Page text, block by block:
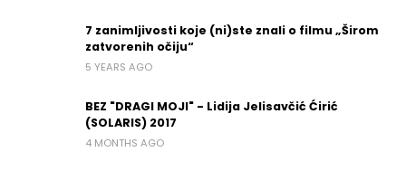
7 zanimljivosti koje (ni)ste znali o filmu „Širom
zatvorenih očiju“
5 YEARS AGO
BEZ "DRAGI MOJI" - Lidija Jelisavčić Ćirić
(SOLARIS) 2017
4 MONTHS AGO